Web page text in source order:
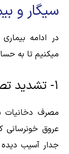
سیگار و
در ادامه
میکنیم تا به
‎۱- تشدید تصلب شرایین
مصرف
عروق خونرسانی
جدار آسیب